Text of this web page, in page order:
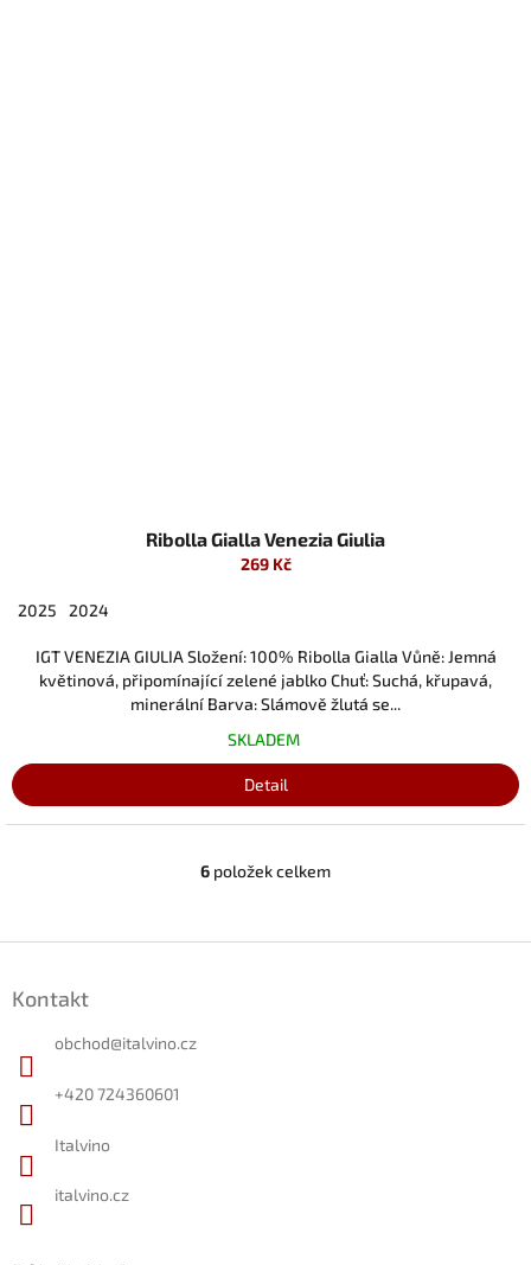
Ribolla Gialla Venezia Giulia
269 Kč
2025 2024
IGT VENEZIA GIULIA Složení: 100% Ribolla Gialla Vůně: Jemná
květinová, připomínající zelené jablko Chuť: Suchá, křupavá,
minerální Barva: Slámově žlutá se...
SKLADEM
Detail
O
á
6 položek celkem
Kontakt
obchod@italvino.cz
+420 724360601
Italvino
italvino.cz